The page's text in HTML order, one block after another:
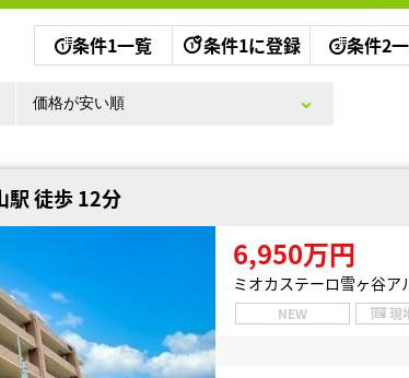
条件1一覧 条件1に登録 条件2
駅 徒歩 12分
6,950万円
ミオカステーロ雪ヶ谷ア
NEW 現